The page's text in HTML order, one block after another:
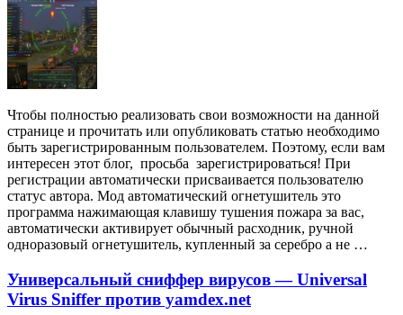
Чтобы полностью реализовать свои возможности на данной
странице и прочитать или опубликовать статью необходимо
быть зарегистрированным пользователем. Поэтому, если вам
интересен этот блог, просьба зарегистрироваться! При
регистрации автоматически присваивается пользователю
статус автора. Мод автоматический огнетушитель это
программа нажимающая клавишу тушения пожара за вас,
автоматически активирует обычный расходник, ручной
одноразовый огнетушитель, купленный за серебро а не …
Универсальный сниффер вирусов — Universal
Virus Sniffer против yamdex.net